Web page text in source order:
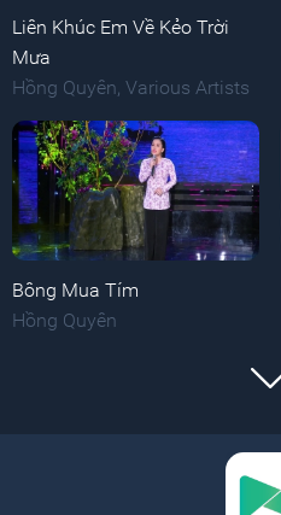
Liên Khúc Em Về Kẻo Trời
Mưa
Hồng Quyên, Various Artists
Bông Mua Tím
Hồng Quyên